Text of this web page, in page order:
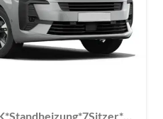
GS (M) 2.2D 8AT 180 AHK*Standheizung*7Sitzer*Leder*Android Auto*Navi*SHZ*Kamera